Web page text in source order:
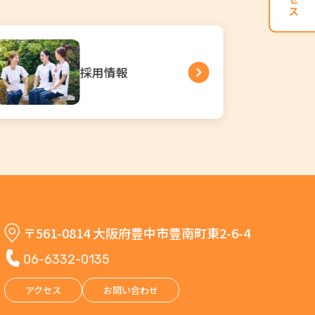
訪問看護ステーション
かとれや
〒561-0814 大阪府豊中市豊南町東2-6-4
06-6332-0135
アクセス お問い合わせ